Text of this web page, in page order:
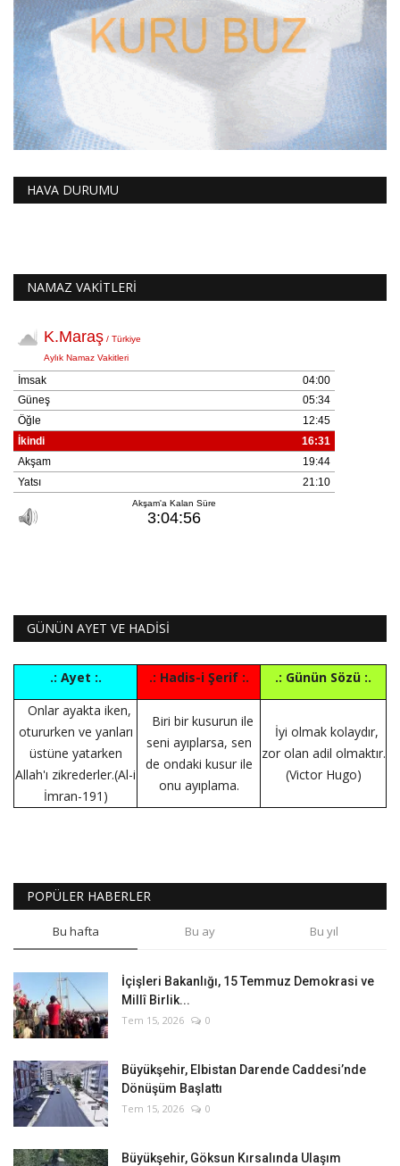
HAVA DURUMU
NAMAZ VAKİTLERİ
GÜNÜN AYET VE HADİSİ
.: Ayet :. .: Hadis-i Şerif :.
.: Günün Sözü :.
Onlar ayakta iken,
otururken ve yanları
üstüne yatarken
Allah'ı zikrederler.(Al-i
İmran-191)
Biri bir kusurun ile
seni ayıplarsa, sen
de ondaki kusur ile
onu ayıplama.
İyi olmak kolaydır,
zor olan adil olmaktır.
(Victor Hugo)
POPÜLER HABERLER
Bu hafta Bu ay Bu yıl
İçişleri Bakanlığı, 15 Temmuz Demokrasi ve
Millî Birlik...
Tem 15, 2026 0
Büyükşehir, Elbistan Darende Caddesi’nde
Dönüşüm Başlattı
Tem 15, 2026 0
Büyükşehir, Göksun Kırsalında Ulaşım